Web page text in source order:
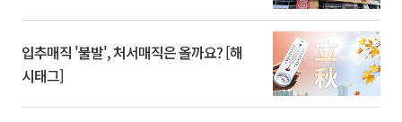
입추매직 '불발', 처서매직은 올까요? [해
시태그]